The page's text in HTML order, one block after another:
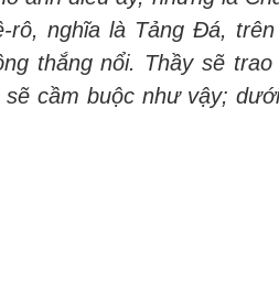
rô, nghĩa là Tảng Đá,
thắng nổi. Thầy sẽ
cầm buộc như vậy;